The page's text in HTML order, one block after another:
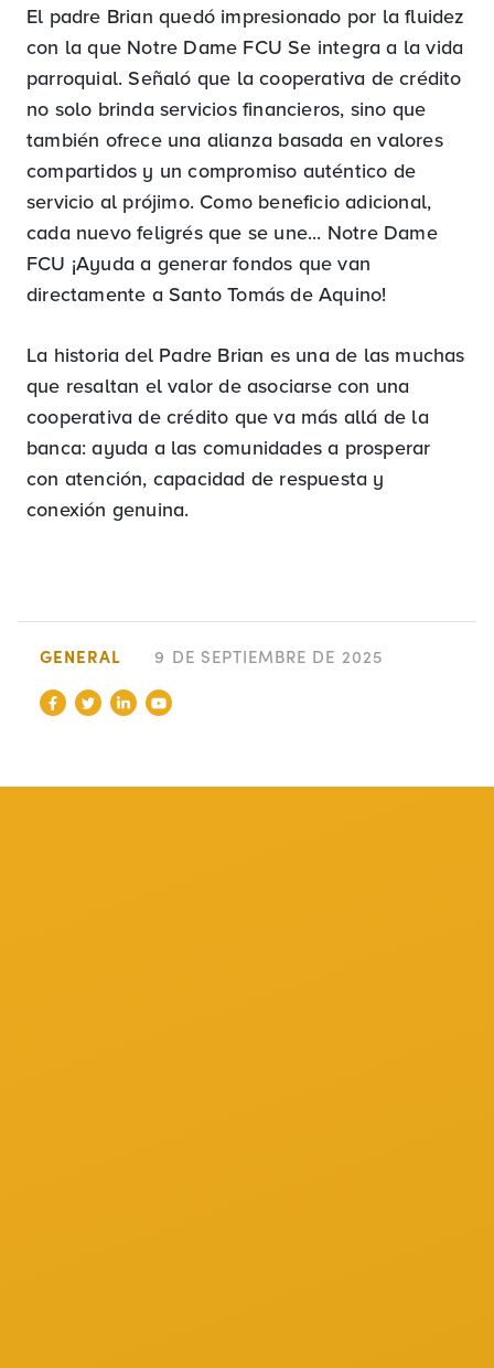
El padre Brian quedó impresionado por la fluidez
con la que Notre Dame FCU Se integra a la vida
parroquial. Señaló que la cooperativa de crédito
no solo brinda servicios financieros, sino que
también ofrece una alianza basada en valores
compartidos y un compromiso auténtico de
servicio al prójimo. Como beneficio adicional,
cada nuevo feligrés que se une... Notre Dame
FCU ¡Ayuda a generar fondos que van
directamente a Santo Tomás de Aquino!
La historia del Padre Brian es una de las muchas
que resaltan el valor de asociarse con una
cooperativa de crédito que va más allá de la
banca: ayuda a las comunidades a prosperar
con atención, capacidad de respuesta y
conexión genuina.
GENERAL 9 DE SEPTIEMBRE DE 2025